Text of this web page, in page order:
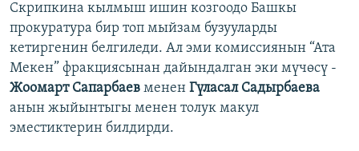
Скрипкина кылмыш ишин козгоодо Башкы
прокуратура бир топ мыйзам бузууларды
кетиргенин белгиледи. Ал эми комиссиянын “Ата
Мекен” фракциясынан дайындалган эки мүчөсү -
Жоомарт Сапарбаев менен Гүласал Садырбаева
анын жыйынтыгы менен толук макул
эместиктерин билдирди.